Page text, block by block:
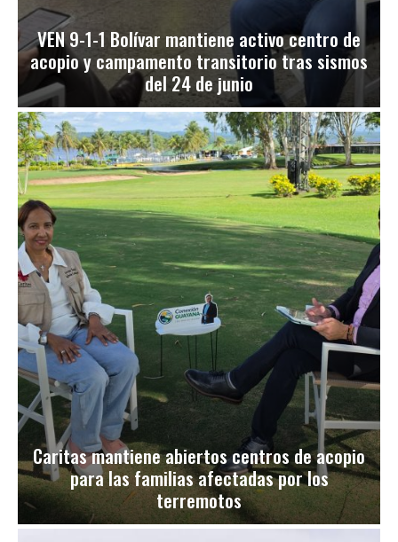
VEN 9-1-1 Bolívar mantiene activo centro de
acopio y campamento transitorio tras sismos
del 24 de junio
Caritas mantiene abiertos centros de acopio
para las familias afectadas por los
terremotos